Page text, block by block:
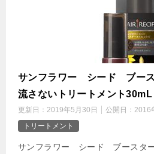
サンフラワー シード ブー
流さないトリートメント30mL
更新日： 2019年5月30日 公開日： 2016
トリートメント
サンフラワー シード ブースタ